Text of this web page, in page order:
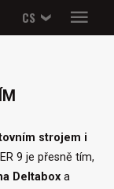
CS
strojem i
9 je přesně tím,
Deltabox a